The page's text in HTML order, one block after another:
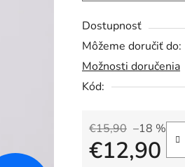
Dostupnosť
Môžeme doručiť do:
Možnosti doručenia
Kód:
€15,90 –18 %
€12,90